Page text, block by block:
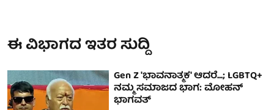
ಈ ವಿಭಾಗದ ಇತರ ಸುದ್ದಿ
Gen Z 'ಭಾವನಾತ್ಮಕ' ಆದರೆ...; LGBTQ+
ನಮ್ಮ ಸಮಾಜದ ಭಾಗ: ಮೋಹನ್
ಭಾಗವತ್